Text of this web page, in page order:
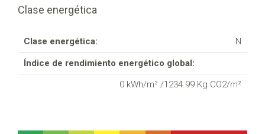
Clase energética
Clase energética: N
Índice de rendimiento energético global:
0 kWh/m² /1234.99 Kg CO2/m²